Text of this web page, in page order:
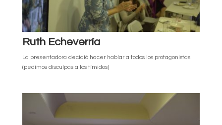
Ruth Echeverría
La presentadora decidió hacer hablar a todos los protagonistas
(pedimos disculpas a los tímidos)